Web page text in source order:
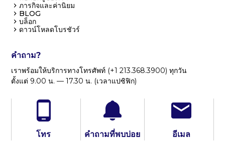
ภารกิจและค่านิยม
BLOG
บล็อก
ดาวน์โหลดโบรชัวร์
คำถาม?
เราพร้อมให้บริการทางโทรศัพท์ (+1 213.368.3900) ทุกวัน
ตั้งแต่ 9.00 น. — 17.30 น. (เวลาแปซิฟิก)
โทร คำถามที่พบบ่อย อีเมล